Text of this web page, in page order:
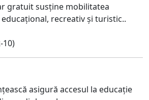
gratuit susține mobilitatea
recreativ și turistic..
10)
asigură accesul la educație